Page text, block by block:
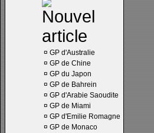
¤ GP d'Australie
¤ GP de Chine
¤ GP du Japon
¤ GP de Bahrein
¤ GP d'Arabie Saoudite
¤ GP de Miami
¤ GP d'Emilie Romagne
¤ GP de Monaco